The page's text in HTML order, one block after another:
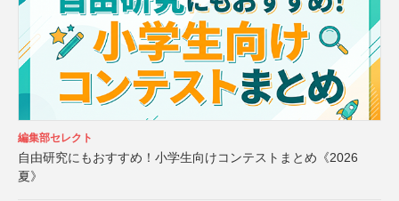
編集部セレクト
自由研究にもおすすめ！小学生向けコンテストまとめ《2026
夏》